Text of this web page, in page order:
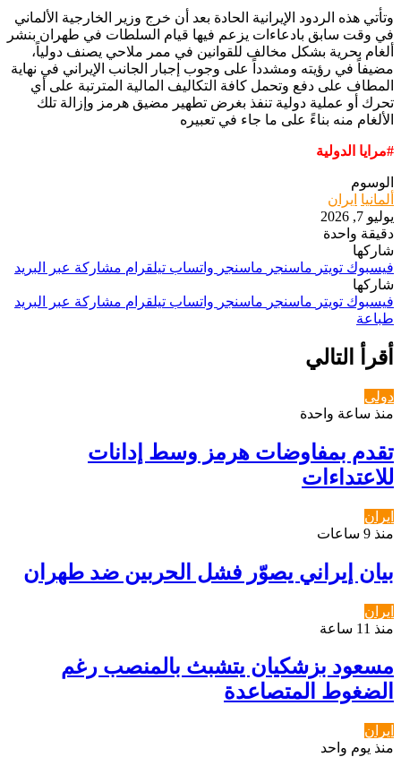
وتأتي هذه الردود الإيرانية الحادة بعد أن خرج وزير الخارجية الألماني
في وقت سابق بادعاءات يزعم فيها قيام السلطات في طهران بنشر
ألغام بحرية بشكل مخالف للقوانين في ممر ملاحي يصنف دولياً،
مضيفاً في رؤيته ومشدداً على وجوب إجبار الجانب الإيراني في نهاية
المطاف على دفع وتحمل كافة التكاليف المالية المترتبة على أي
تحرك أو عملية دولية تنفذ بغرض تطهير مضيق هرمز وإزالة تلك
الألغام منه بناءً على ما جاء في تعبيره
#مرايا الدولية
الوسوم
ألمانيا ايران
يوليو 7, 2026
دقيقة واحدة
شاركها
فيسبوك تويتر ماسنجر ماسنجر واتساب تيلقرام مشاركة عبر البريد
شاركها
فيسبوك تويتر ماسنجر ماسنجر واتساب تيلقرام مشاركة عبر البريد
طباعة
أقرأ التالي
دولي
منذ ساعة واحدة
تقدم بمفاوضات هرمز وسط إدانات
للاعتداءات
ايران
منذ 9 ساعات
بيان إيراني يصوّر فشل الحربين ضد طهران
ايران
منذ 11 ساعة
مسعود بزشكيان يتشبث بالمنصب رغم
الضغوط المتصاعدة
ايران
منذ يوم واحد